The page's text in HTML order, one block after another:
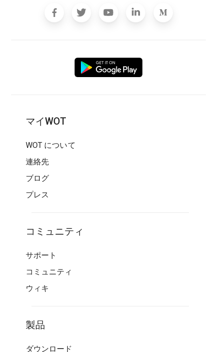
マイWOT
WOT について
連絡先
ブログ
プレス
コミュニティ
サポート
コミュニティ
ウィキ
製品
ダウンロード